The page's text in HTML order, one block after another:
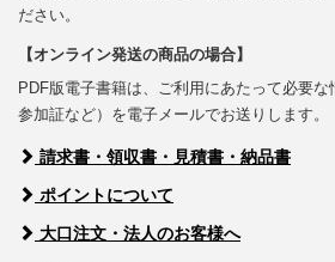
ださい。
【オンライン発送の商品の場合】
PDF版電子書籍は、ご利用にあたって必要な
参加証など）を電子メールでお送りします。
請求書・領収書・見積書・納品書
ポイントについて
大口注文・法人のお客様へ